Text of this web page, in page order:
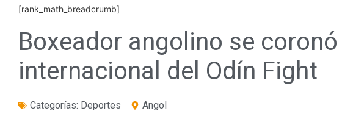
[rank_math_breadcrumb]
Boxeador angolino se
internacional del Odín Fight
Categorías: Deportes Angol